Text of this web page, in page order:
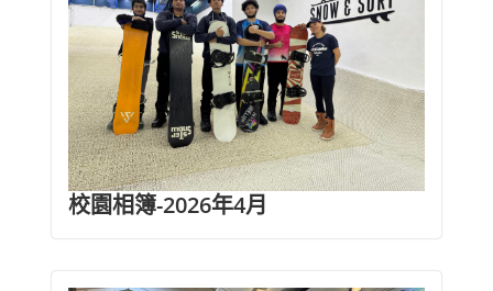
校園相簿-2026年4月